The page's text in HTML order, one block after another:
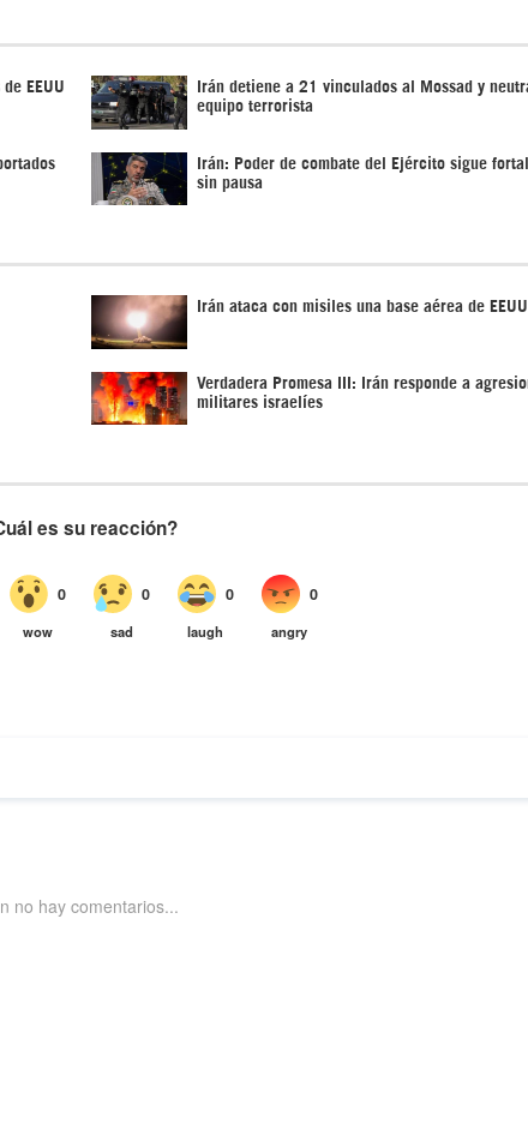
EEUU Irán detiene a 21 vinculados al Mossad y
equipo terrorista
Irán: Poder de combate del Ejército sigue
sin pausa
Irán ataca con misiles una base aérea de
Verdadera Promesa III: Irán responde a
militares israelíes